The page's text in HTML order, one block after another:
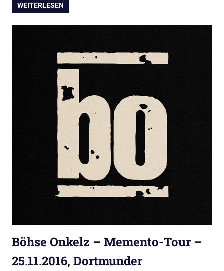
WEITERLESEN
Böhse Onkelz – Memento-Tour –
25.11.2016, Dortmunder